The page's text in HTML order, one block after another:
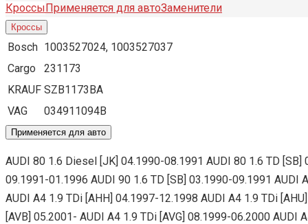
КроссыПрименяется для автоЗаменители
Кроссы
Bosch 1003527024, 1003527037
Cargo
231173
KRAUF SZB1173BA
VAG
034911094B
Применяется для авто
AUDI 80 1.6 Diesel [JK] 04.1990-08.1991 AUDI 80 1.6 TD
09.1991-01.1996 AUDI 90 1.6 TD [SB] 03.1990-09.1991
AUDI A4 1.9 TDi [AHH] 04.1997-12.1998 AUDI A4 1.9 TDi
[AVB] 05.2001- AUDI A4 1.9 TDi [AVG] 08.1999-06.2000